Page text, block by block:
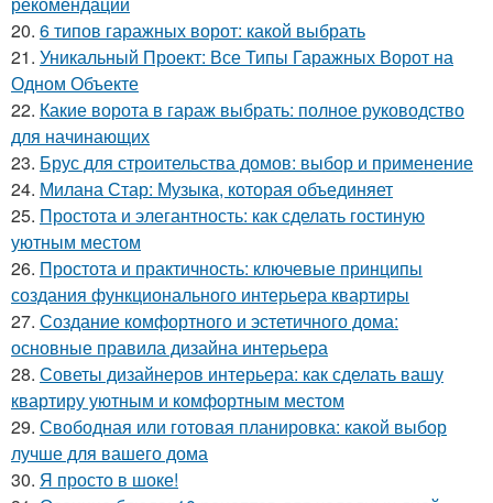
20. 6 типов гаражных ворот: какой выбрать
21. Уникальный Проект: Все Типы Гаражных Ворот на
Одном Объекте
22. Какие ворота в гараж выбрать: полное руководство
для начинающих
23. Брус для строительства домов: выбор и применение
24. Милана Стар: Музыка, которая объединяет
25. Простота и элегантность: как сделать гостиную
уютным местом
26. Простота и практичность: ключевые принципы
создания функционального интерьера квартиры
27. Создание комфортного и эстетичного дома:
основные правила дизайна интерьера
28. Советы дизайнеров интерьера: как сделать вашу
квартиру уютным и комфортным местом
29. Свободная или готовая планировка: какой выбор
лучше для вашего дома
30. Я просто в шоке!